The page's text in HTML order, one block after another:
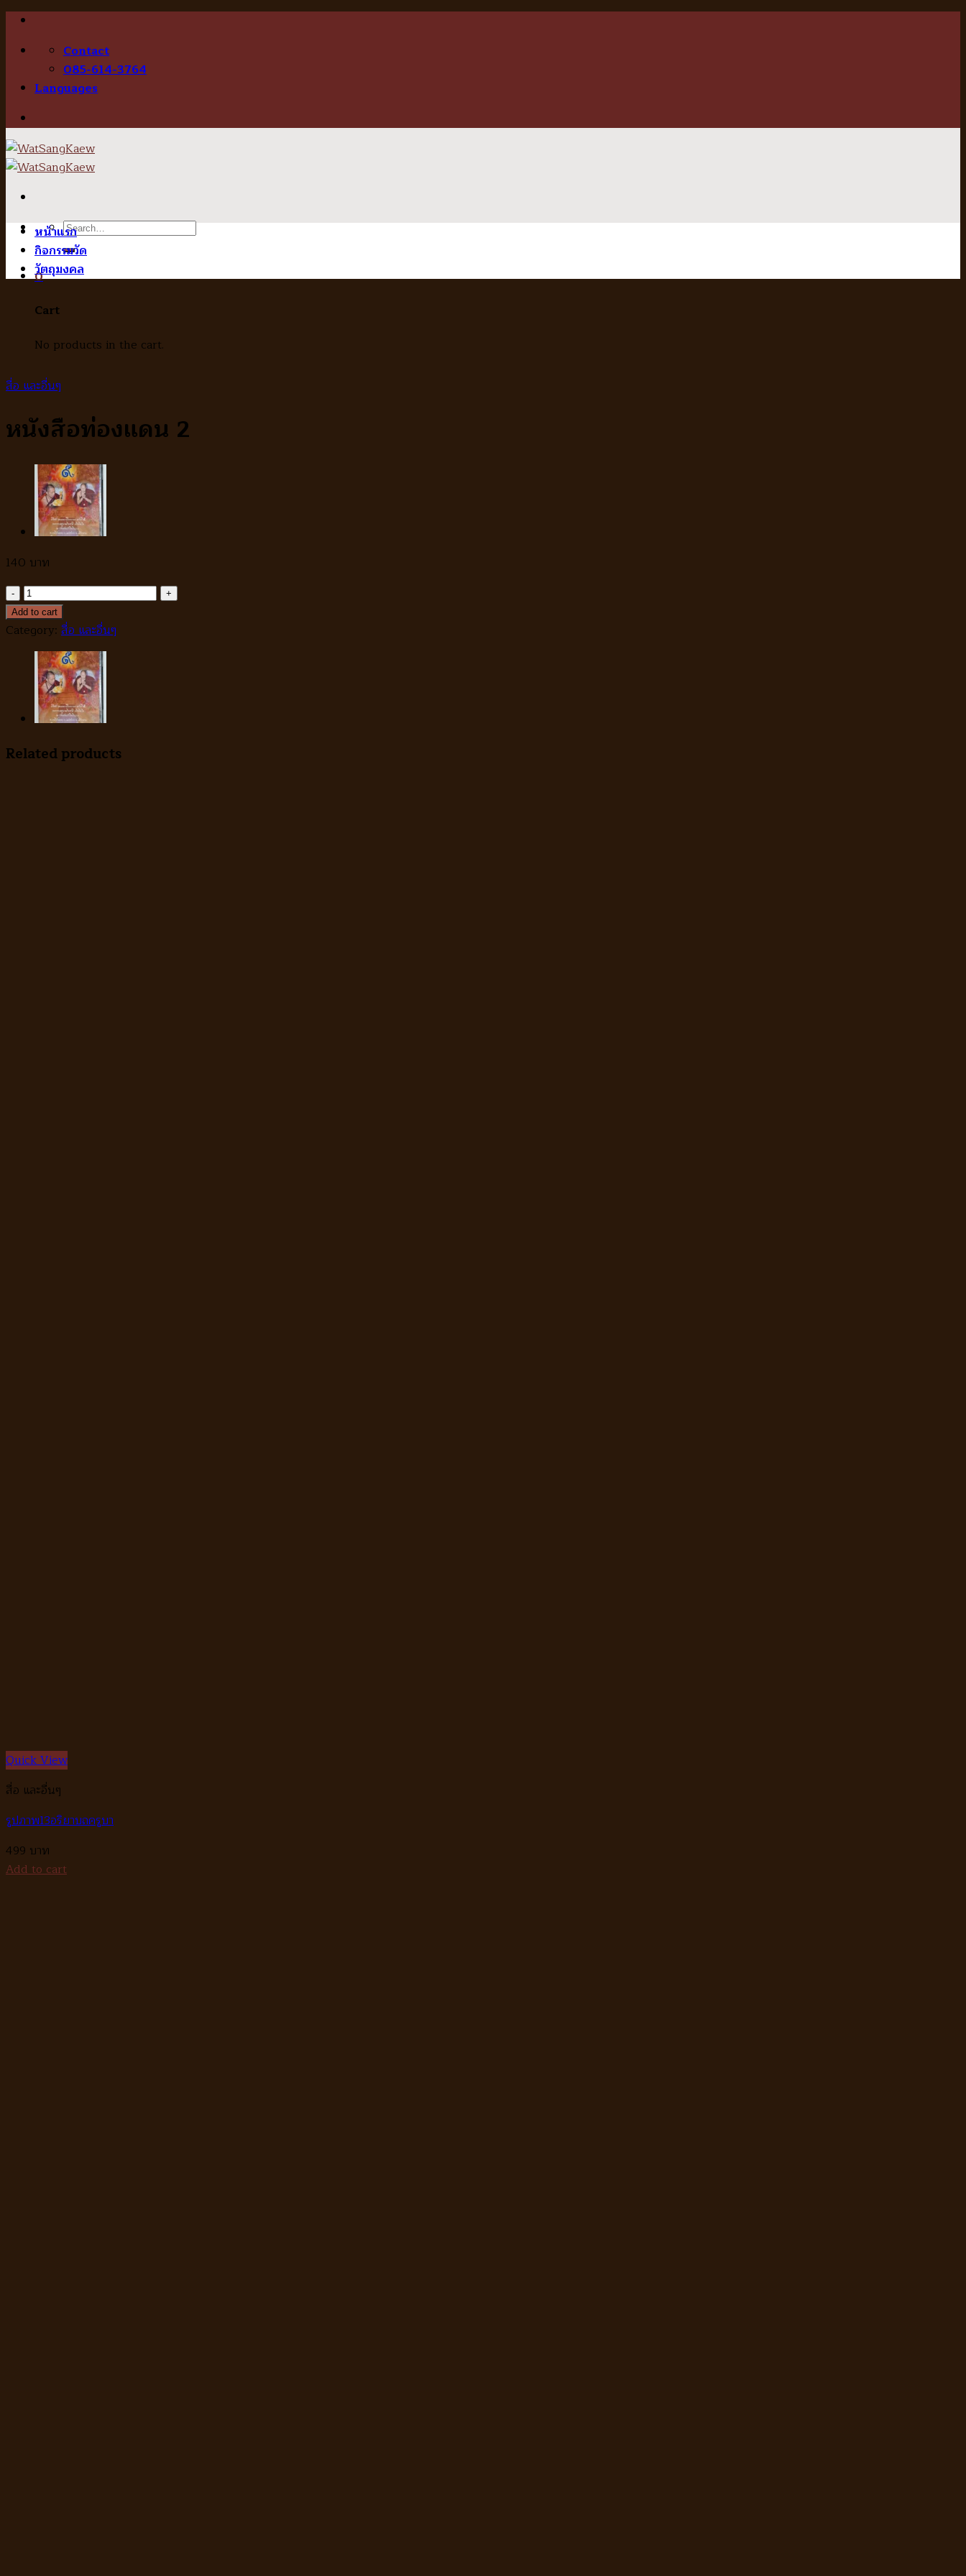
Skip
content
Contact
085-614-3764
Languages
Search
for:
0
Cart
No products in the cart.
หน้าแรก
กิจกรรมวัด
วัตถุมงคล
สื่อ และอื่นๆ
หนังสือท่องแดน 2
140
หนังสือ
ท่อง
แดน
quantity
Add to cart
Category: สื่อ และอื่นๆ
Related products
Quick View
สื่อ และอื่นๆ
รูปภาพ13อริยาบถครูบา
499
Add to cart